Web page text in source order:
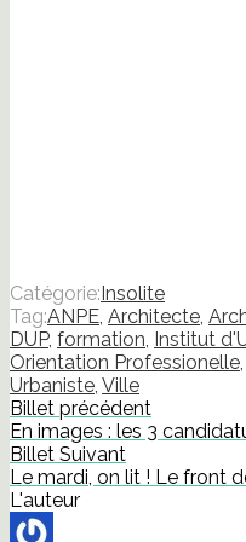
Catégorie:Insolite
Tag:ANPE Architecte
DUP, formation Institut
Orientation Professionelle
Urbaniste Ville
Billet précédent
En images : les 3
Billet Suivant
Le mardi, on lit ! Le front
L'auteur